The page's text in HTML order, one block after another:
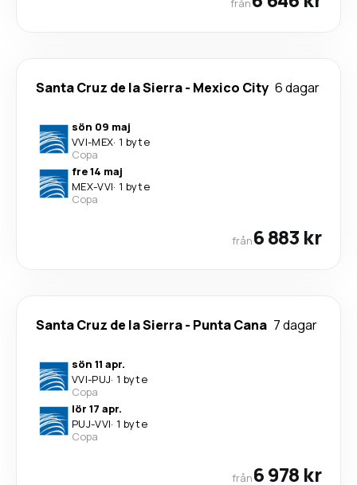
från
Santa Cruz de la Sierra- Mexico City 6 dagar
sön 09 maj
VVI-MEX· 1 byte
Copa
fre 14 maj
MEX-VVI· 1 byte
Copa
från6 883 kr
Santa Cruz de la Sierra- Punta Cana 7 dagar
sön 11 apr.
VVI-PUJ· 1 byte
Copa
lör 17 apr.
PUJ-VVI· 1 byte
Copa
från6 978 kr